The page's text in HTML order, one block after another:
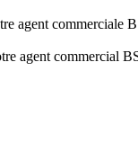
agent
agent